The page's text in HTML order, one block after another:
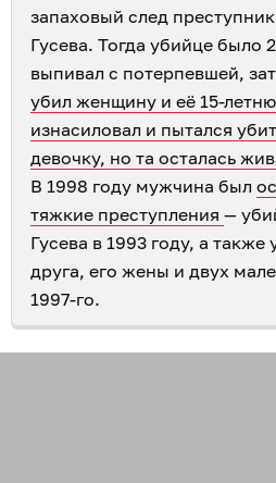
запаховый след
Гусева. Тогда убийце было
выпивал с потерпевшей,
убил женщину и её 15-
изнасиловал и пытался
девочку, но та осталась
В 1998 году мужчина был
тяжкие преступления —
Гусева в 1993 году, а также
друга, его жены и двух
1997-го.